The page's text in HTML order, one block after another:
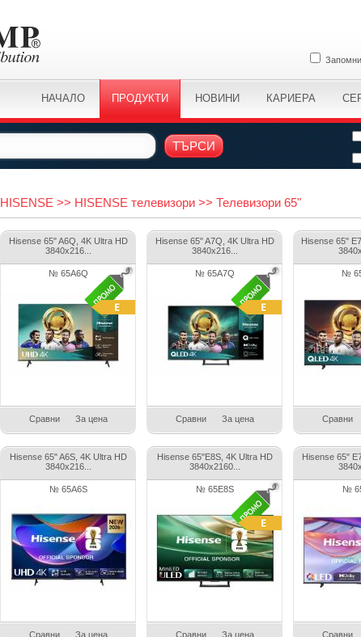
НАЧАЛО ПРОДУКТИ НОВИНИ КАРИЕРА
ТЪРСИ
HISENSE >> HISENSE телевизори >> Телевизори 65"
Hisense 65" A6Q, 4K Ultra HD
3840x216...
№ 65A6Q
Сравни За цена
Hisense 65" A7Q, 4K Ultra HD
3840x216...
№ 65A7Q
Сравни За цена
Hisense 65"
№
Сравни
Hisense 65" A6S, 4K Ultra HD
3840x216...
№ 65A6S
Сравни За цена
Hisense 65"E8S, 4K Ultra HD
3840x2160...
№ 65E8S
Сравни За цена
Hisense 65"
№
Сравни